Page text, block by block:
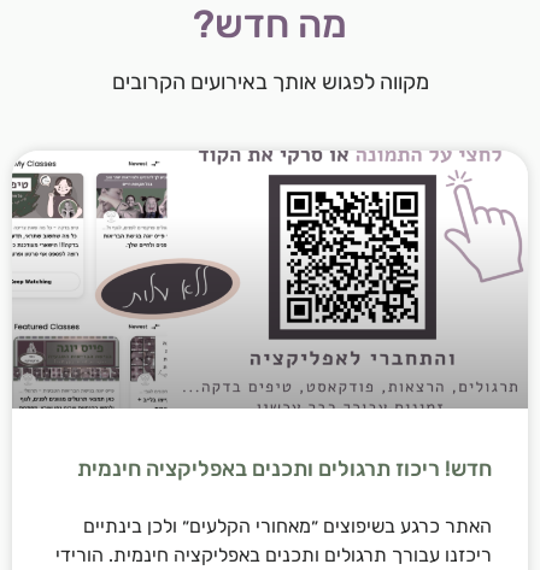
מה חדש?
מקווה לפגוש אותך באירועים הקרובים
חדש! ריכוז תרגולים ותכנים באפליקציה חינמית
האתר כרגע בשיפוצים ״מאחורי הקלעים״ ולכן בינתיים
ריכזנו עבורך תרגולים ותכנים באפליקציה חינמית. הורידי